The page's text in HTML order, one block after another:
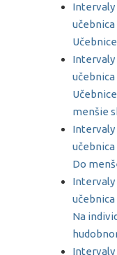
Intervaly
učebnica
Intervaly
učebnica
menšie
Intervaly
učebnica
Do
Intervaly
učebnica
Na
Intervaly